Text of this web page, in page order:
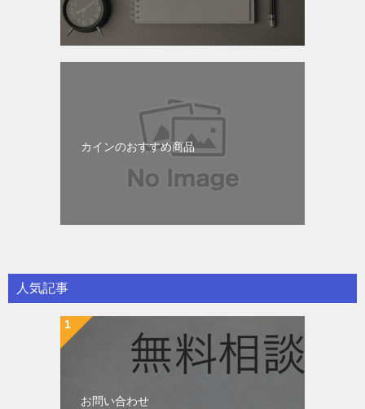
カインのおすすめ商品
人気記事
お問い合わせ